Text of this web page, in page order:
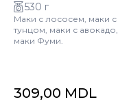
530 г
Маки с лососем, маки с
тунцом, маки с авокадо,
маки Фуми.
309,00 MDL